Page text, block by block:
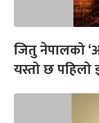
जितु नेपालको
यस्तो छ